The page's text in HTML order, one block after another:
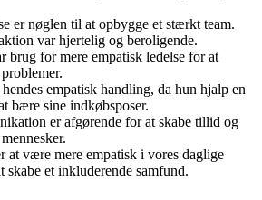
er nøglen til at opbygge et stærkt team.
var hjertelig og beroligende.
brug for mere empatisk ledelse for at
empatisk handling, da hun hjalp en
bære sine indkøbsposer.
er afgørende for at skabe tillid og
at være mere empatisk i vores daglige
skabe et inkluderende samfund.